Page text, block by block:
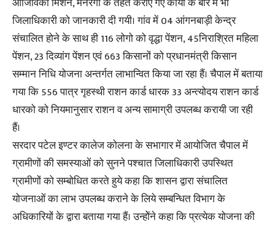
जिलाधिकारी को जानकारी दी गयी। गांव में 04 आंगनबाड़ी केन्द्र
संचालित होने के साथ ही 116 लोगो को वृद्धा पेंशन, 45निराश्रित महिला
पेंशन, 23 दिव्यांग पेंशन एवं 663 किसानों को प्रधानमंत्री किसान
सम्मान निधि योजना अन्तर्गत लाभान्वित किया जा रहा हैं। चैपाल में बताया
गया कि 556 पात्र गृहस्थी राशन कार्ड धारक 33 अन्त्योदय राशन कार्ड
धारको को नियमानुसार राशन व अन्य सामाग्री उपलब्ध करायी जा रही
हैं।
सरदार पटेल इण्टर कालेज कोलना के सभागार में आयोजित चैपाल में
ग्रामीणों की समस्याओं को सुनने पश्चात जिलाधिकारी उपस्थित
ग्रामीणों को सम्बोधित करते हुये कहा कि शासन द्वारा संचालित
योजनाओं का लाभ उपलब्ध कराने के लिये सम्बन्धित विभाग के
अधिकारियों के द्वारा बताया गया हैं। उन्होेंने कहा कि प्रत्येक योजना की